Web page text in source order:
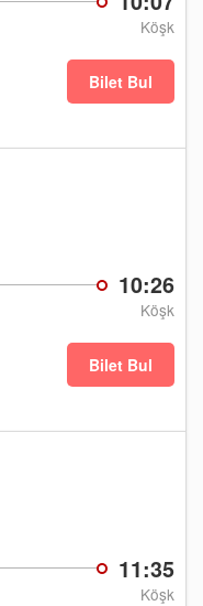
Köşk
Bilet Bul
10:26
Köşk
Bilet Bul
11:35
Köşk